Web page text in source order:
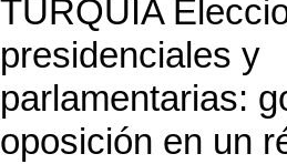
TURQUIA
presidenciales y
parlamentarias:
oposición en un